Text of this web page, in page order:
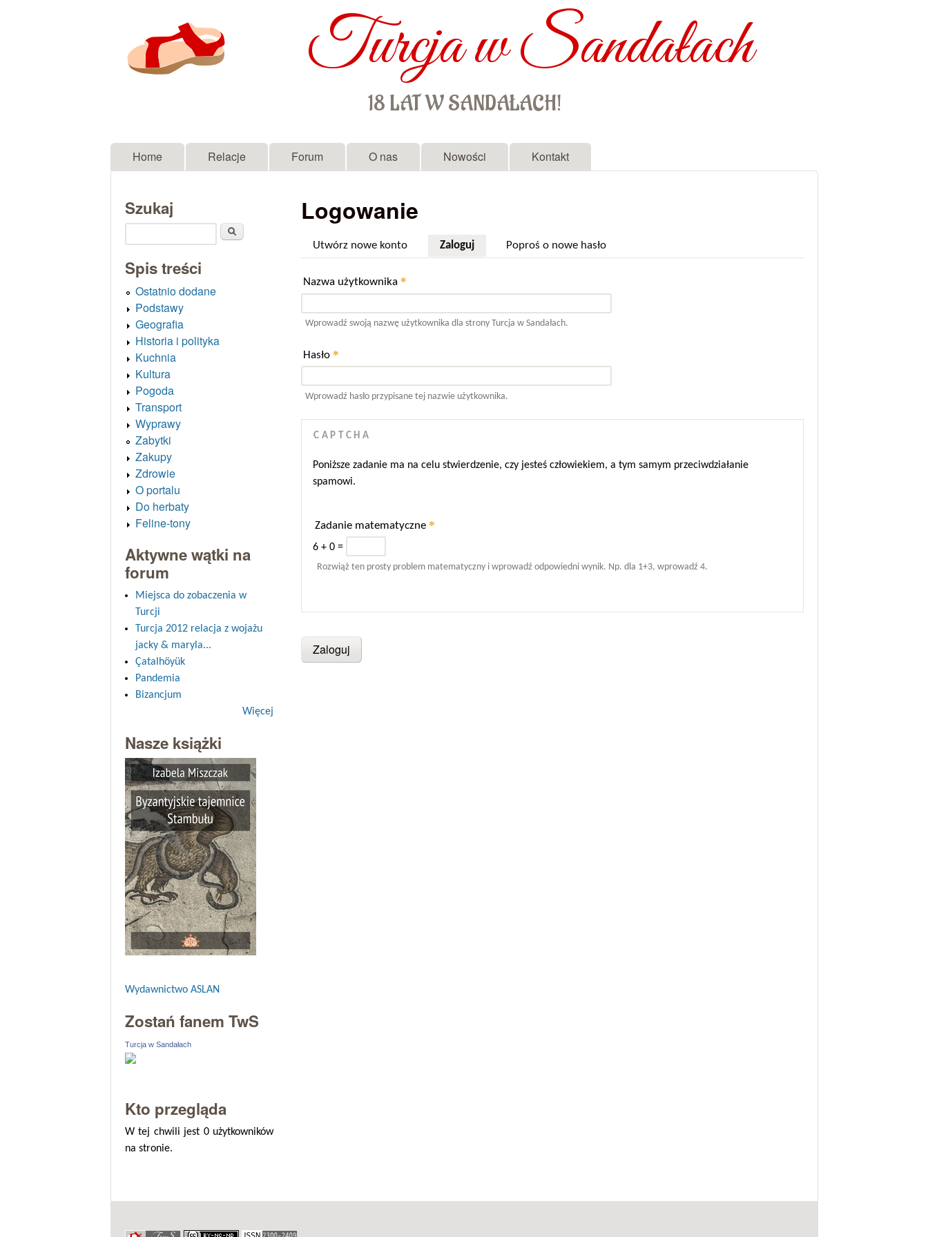
Turcja w Sandałach
18 LAT W SANDAŁACH!
Menu główne
Home Relacje Forum O nas Nowości Kontakt
Logowanie
Utwórz nowe konto Zaloguj(aktywna karta)
Poproś o nowe hasło
Nazwa użytkownika*
Wprowadź swoją nazwę użytkownika dla strony Turcja w Sandałach.
Hasło*
Wprowadź hasło przypisane tej nazwie użytkownika.
CAPTCHA
Poniższe zadanie ma na celu stwierdzenie, czy jesteś człowiekiem, a tym samym przeciwdziałanie
spamowi.
Zadanie matematyczne*
6 + 0 =
Rozwiąż ten prosty problem matematyczny i wprowadź odpowiedni wynik. Np. dla 1+3, wprowadź 4.
Szukaj
Spis treści
Ostatnio dodane
Podstawy
Geografia
Historia i polityka
Kuchnia
Kultura
Pogoda
Transport
Wyprawy
Zabytki
Zakupy
Zdrowie
O portalu
Do herbaty
Feline-tony
Aktywne wątki na
forum
Miejsca do zobaczenia w
Turcji
Turcja 2012 relacja z wojażu
jacky & maryla...
Çatalhöyük
Pandemia
Bizancjum
Więcej
Nasze książki
Wydawnictwo ASLAN
Zostań fanem TwS
Turcja w Sandałach
Kto przegląda
W tej chwili jest 0 użytkowników
na stronie.